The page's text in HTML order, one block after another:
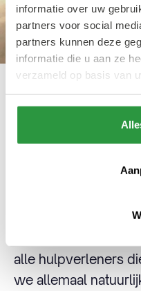
informatie over uw
partners voor social
partners kunnen deze
informatie die u aan ze
verzameld op basis van
Niet lullen,
Stadsbeheer die
kregen de kans om
alle hulpverleners
we allemaal